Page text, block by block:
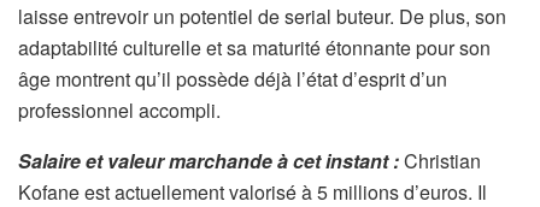
laisse entrevoir un potentiel de serial buteur. De plus, son
adaptabilité culturelle et sa maturité étonnante pour son
âge montrent qu’il possède déjà l’état d’esprit d’un
professionnel accompli.
Salaire et valeur marchande à cet instant :Christian
Kofane est actuellement valorisé à 5 millions d’euros. Il